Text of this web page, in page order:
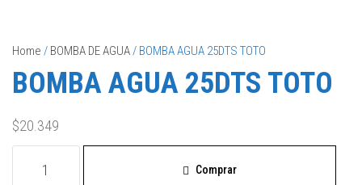
Home / BOMBA DE AGUA/ BOMBA AGUA 25DTS TOTO
BOMBA AGUA 25DTS TOTO
$20.349
Comprar